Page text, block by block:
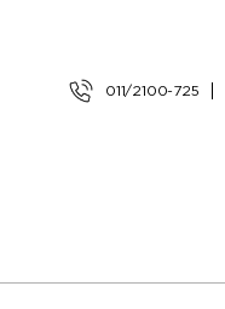
011/2100-725